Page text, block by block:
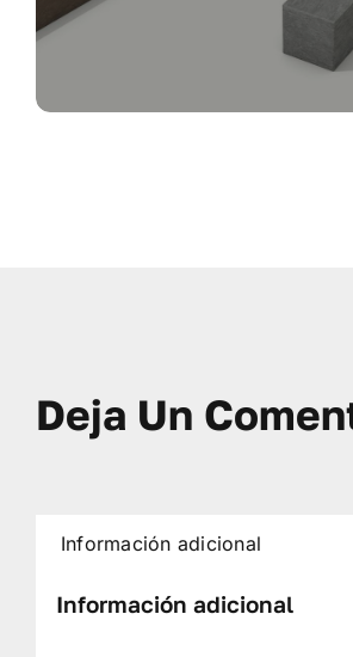
Deja Un
Información adicional
Información adicional